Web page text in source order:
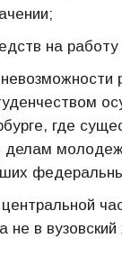
на работу
где
в вузовский